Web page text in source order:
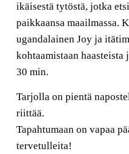
ikäisestä tytöstä, jotka
paikkaansa maailmassa.
ugandalainen Joy ja
kohtaamistaan
30 min.
Tarjolla on pientä
riittää.
Tapahtumaan on vapaa
tervetulleita!